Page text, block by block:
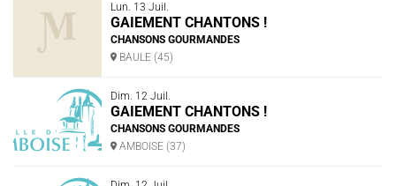
Lun. 13 Juil.
GAIEMENT CHANTONS !
CHANSONS GOURMANDES
BAULE (45)
Dim. 12 Juil.
GAIEMENT CHANTONS !
CHANSONS GOURMANDES
AMBOISE (37)